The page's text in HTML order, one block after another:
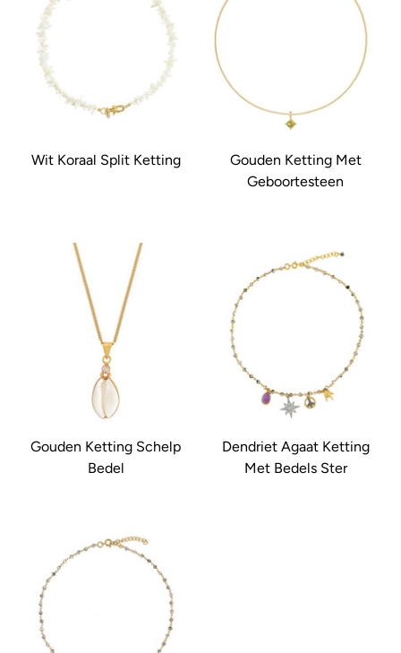
Wit Koraal Split Ketting
Gouden Ketting Met
Geboortesteen
Gouden Ketting Schelp
Bedel
Dendriet Agaat Ketting
Met Bedels Ster